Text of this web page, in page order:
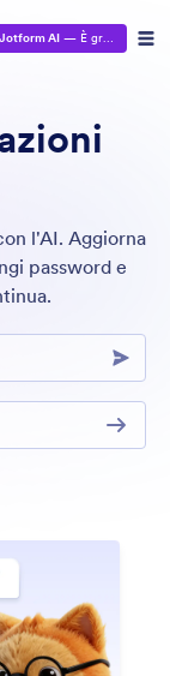
AI — È gratuito!
l'AI. Aggiorna
password e